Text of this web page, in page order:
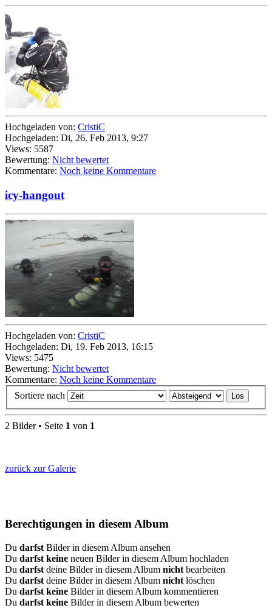
Hochgeladen von: CristiC
Hochgeladen: Di, 26. Feb 2013, 9:27
Views: 5587
Bewertung: Nicht bewertet
Kommentare: Noch keine Kommentare
icy-hangout
Hochgeladen von: CristiC
Hochgeladen: Di, 19. Feb 2013, 16:15
Views: 5475
Bewertung: Nicht bewertet
Kommentare: Noch keine Kommentare
Sortiere nach
2 Bilder • Seite 1 von 1
zurück zur Galerie
Berechtigungen in diesem Album
Du darfst Bilder in diesem Album ansehen
Du darfst keine neuen Bilder in diesem Album hochladen
Du darfst deine Bilder in diesem Album nicht bearbeiten
Du darfst deine Bilder in diesem Album nicht löschen
Du darfst keine Bilder in diesem Album kommentieren
Du darfst keine Bilder in diesem Album bewerten